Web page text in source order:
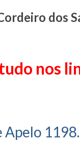
dos
nos
Apelo